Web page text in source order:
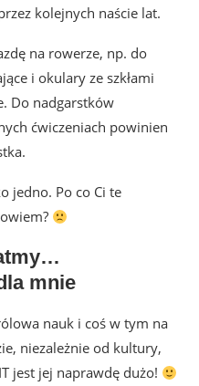
kolejnych naście lat.
na rowerze, np. do
i okulary ze szkłami
Do nadgarstków
ćwiczeniach powinien
jedno. Po co Ci te
mnie
nauk i coś w tym na
niezależnie od kultury,
jest jej naprawdę dużo!